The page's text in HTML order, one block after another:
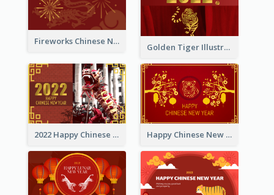
Fireworks Chinese New Year Greeting Card
Golden Tiger Illustration Chinese New Year Greeting Card
2022 Happy Chinese New Year Greeting Card With Photo Happy Chinese New Year Greeting Card With Chinese Tree Illustration